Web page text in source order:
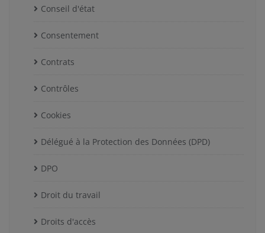
Conseil d'état
Consentement
Contrats
Contrôles
Cookies
Délégué à la Protection des Données (DPD)
DPO
Droit du travail
Droits d'accès